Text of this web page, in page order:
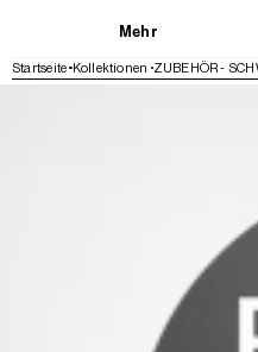
Mehr
Startseite Kollektionen ZUBEHÖR -
WEITER ZU DEN